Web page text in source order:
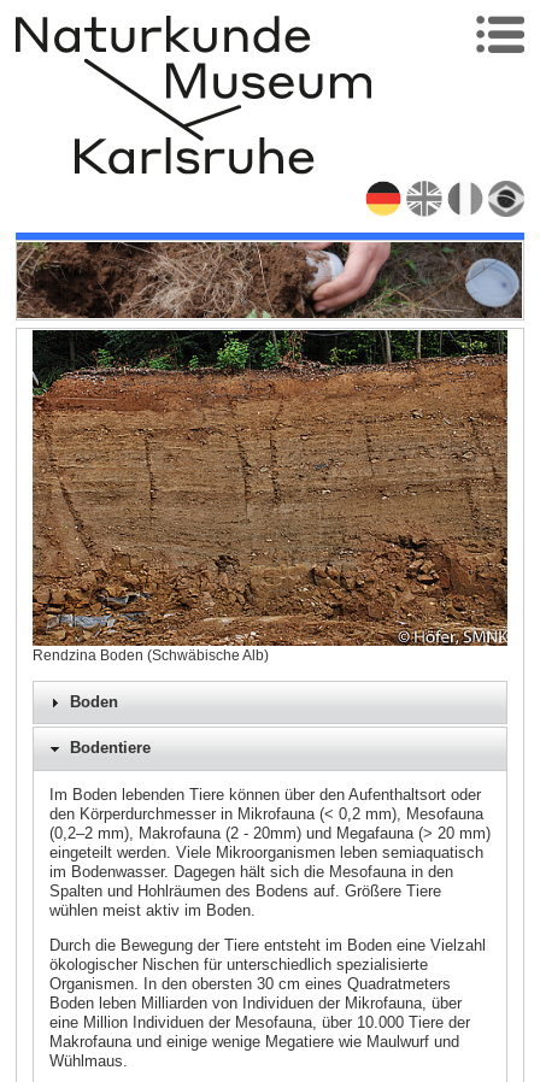
Rendzina Boden (Schwäbische Alb)
Boden
Bodentiere
Im Boden lebenden Tiere können über den Aufenthaltsort oder
den Körperdurchmesser in Mikrofauna (< 0,2 mm), Mesofauna
(0,2–2 mm), Makrofauna (2 - 20mm) und Megafauna (> 20 mm)
eingeteilt werden. Viele Mikroorganismen leben semiaquatisch
im Bodenwasser. Dagegen hält sich die Mesofauna in den
Spalten und Hohlräumen des Bodens auf. Größere Tiere
wühlen meist aktiv im Boden.
Durch die Bewegung der Tiere entsteht im Boden eine Vielzahl
ökologischer Nischen für unterschiedlich spezialisierte
Organismen. In den obersten 30 cm eines Quadratmeters
Boden leben Milliarden von Individuen der Mikrofauna, über
eine Million Individuen der Mesofauna, über 10.000 Tiere der
Makrofauna und einige wenige Megatiere wie Maulwurf und
Wühlmaus.